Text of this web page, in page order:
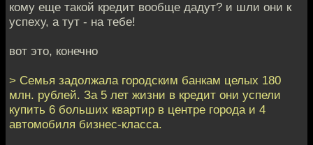
кому еще такой кредит вообще дадут? и шли они к
успеху, а тут - на тебе!
вот это, конечно
> Семья задолжала городским банкам целых 180
млн. рублей. За 5 лет жизни в кредит они успели
купить 6 больших квартир в центре города и 4
автомобиля бизнес-класса.